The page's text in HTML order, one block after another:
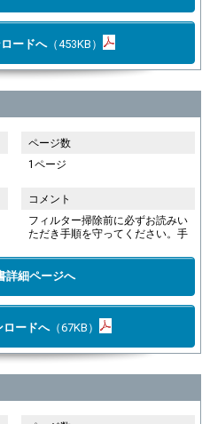
ードへ（453KB）
ページ数
1ページ
コメント
フィルター掃除前に必ずお読みい
ただき手順を守ってください。手
詳細ページへ
ロードへ（67KB）